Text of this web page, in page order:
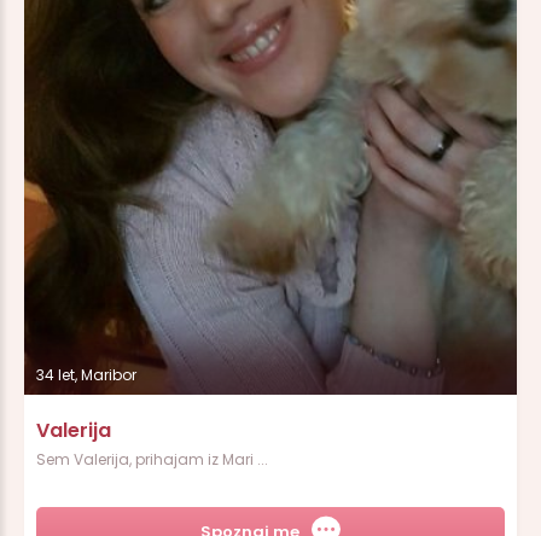
34 let, Maribor
Valerija
Sem Valerija, prihajam iz Mari ...
Spoznaj me